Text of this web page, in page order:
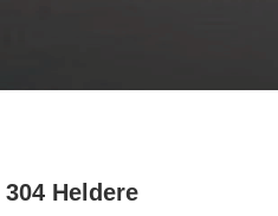
Heldere